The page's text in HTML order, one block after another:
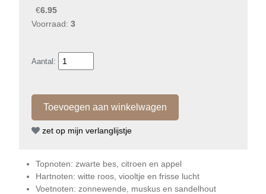
€6.95
Voorraad: 3
Aantal:
zet op mijn verlanglijstje
Topnoten: zwarte bes, citroen en appel
Hartnoten: witte roos, viooltje en frisse lucht
Voetnoten: zonnewende, muskus en sandelhout